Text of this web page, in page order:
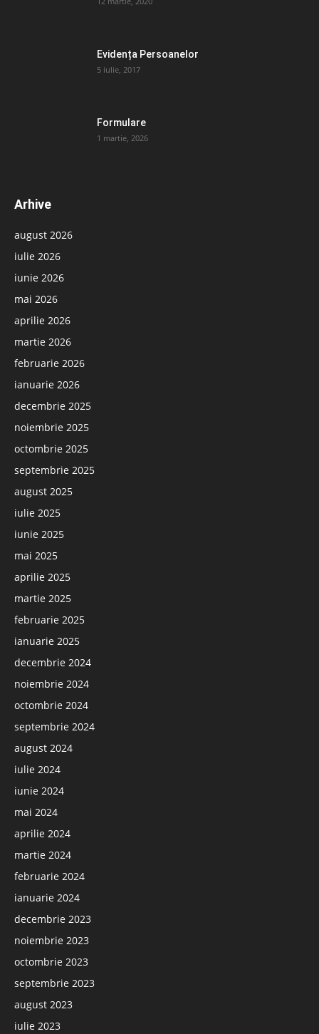
Evidența Persoanelor
5 iulie, 2017
Formulare
1 martie, 2026
Arhive
august 2026
iulie 2026
iunie 2026
mai 2026
aprilie 2026
martie 2026
februarie 2026
ianuarie 2026
decembrie 2025
noiembrie 2025
octombrie 2025
septembrie 2025
august 2025
iulie 2025
iunie 2025
mai 2025
aprilie 2025
martie 2025
februarie 2025
ianuarie 2025
decembrie 2024
noiembrie 2024
octombrie 2024
septembrie 2024
august 2024
iulie 2024
iunie 2024
mai 2024
aprilie 2024
martie 2024
februarie 2024
ianuarie 2024
decembrie 2023
noiembrie 2023
octombrie 2023
septembrie 2023
august 2023
iulie 2023